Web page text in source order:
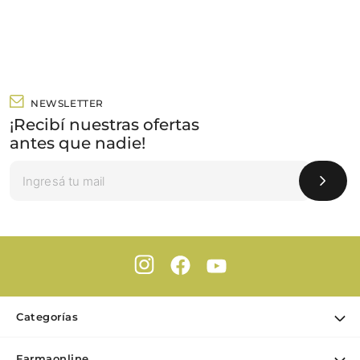
NEWSLETTER
¡Recibí nuestras ofertas
antes que nadie!
Categorías